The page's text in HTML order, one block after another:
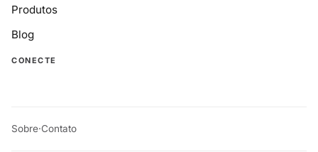
Produtos
Blog
CONECTE
Sobre·Contato